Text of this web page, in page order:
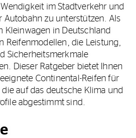
im Stadtverkehr und
Autobahn zu unterstützen. Als
Kleinwagen in Deutschland
Reifenmodellen, die Leistung,
Sicherheitsmerkmale
Dieser Ratgeber bietet Ihnen
Continental-Reifen für
die auf das deutsche Klima und
abgestimmt sind.